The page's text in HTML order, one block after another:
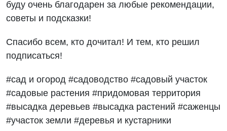
буду очень благодарен за любые рекомендации,
советы и подсказки!
Спасибо всем, кто дочитал! И тем, кто решил
подписаться!
#сад и огород #садоводство #садовый участок
#садовые растения #придомовая территория
#высадка деревьев #высадка растений #саженцы
#участок земли #деревья и кустарники